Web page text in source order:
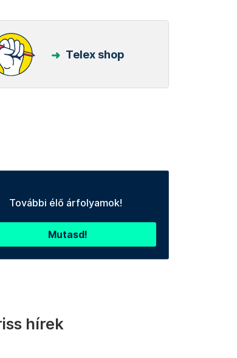
Telex shop
További élő árfolyamok!
Mutasd!
hírek